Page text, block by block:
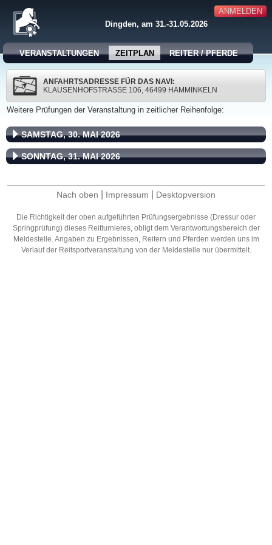
ANMELDEN
Dingden, am 31.-31.05.2026
VERANSTALTUNGEN ZEITPLAN REITER / PFERDE
ANFAHRTSADRESSE FÜR DAS NAVI:
KLAUSENHOFSTRASSE 106, 46499 HAMMINKELN
Weitere Prüfungen der Veranstaltung in zeitlicher Reihenfolge:
SAMSTAG, 30. MAI 2026
SONNTAG, 31. MAI 2026
Nach oben Impressum Desktopversion
Die Richtigkeit der oben aufgeführten Prüfungsergebnisse (Dressur oder
Springprüfung) dieses Reitturnieres, obligt dem Verantwortungsbereich der
Meldestelle. Angaben zu Ergebnissen, Reitern und Pferden werden uns im
Verlauf der Reitsportveranstaltung von der Meldestelle nur übermittelt.